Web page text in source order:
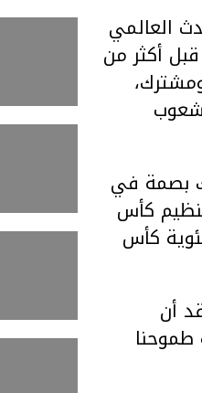
العالمي
أكثر من
شعوب
بصمة في
كأس
كأس
أن
طموحنا